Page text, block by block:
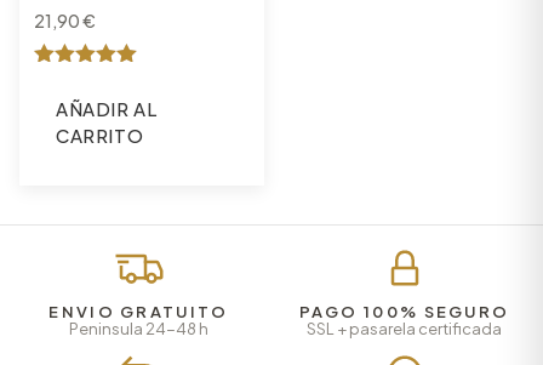
21,90€
con
de 5
AÑADIR AL
CARRITO
ENVIO GRATUITO
Peninsula 24-48 h
PAGO 100% SEGURO
SSL + pasarela certificada